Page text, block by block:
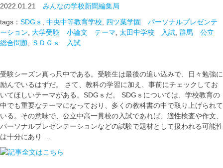
2022.01.21 みんなの学校新聞編集局
tags： SDGｓ 中央中等教育学校
四ツ葉学園 パーソナルプレゼンテ
ーション
大学受験 小論文 テーマ 太田中学校 入試 群馬 公立
総合問題
ＳＤＧｓ 入試
受験シーズン真っ只中である。受験生は最後の追い込みで、日々勉強に
励んでいるはずだ。 さて、教科の学習に加え、事前にチェックしてお
いてほしいテーマがある。SDGｓだ。 SDGｓについては、学校教育の
中でも重要なテーマになっており、多くの教科書の中で取り上げられて
いる。その意味で、公立中高一貫校の入試であれば、適性検査や作文、
パーソナルプレゼンテーションなどの試験で題材として扱われる可能性
は十分にあり …